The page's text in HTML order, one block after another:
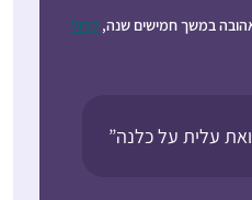
במשך חמישים שנה, קרול
עלית על כלנה”